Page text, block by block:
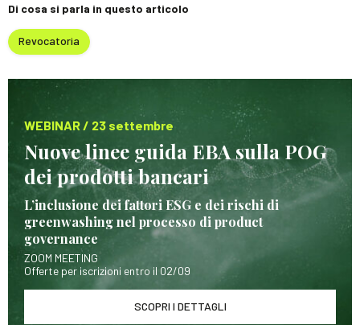
Di cosa si parla in questo articolo
Revocatoria
WEBINAR / 23 settembre
Nuove linee guida EBA sulla POG
dei prodotti bancari
L’inclusione dei fattori ESG e dei rischi di
greenwashing nel processo di product
governance
ZOOM MEETING
Offerte per iscrizioni entro il 02/09
SCOPRI I DETTAGLI